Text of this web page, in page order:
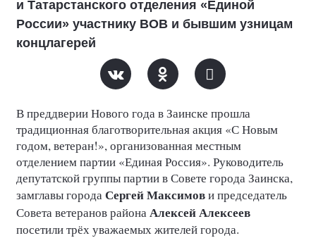
и Татарстанского отделения «Единой
России» участнику ВОВ и бывшим узницам
концлагерей
В преддверии Нового года в Заинске прошла
традиционная благотворительная акция «С Новым
годом, ветеран!», организованная местным
отделением партии «Единая Россия». Руководитель
депутатской группы партии в Совете города Заинска,
замглавы городаСергей Максимови председатель
Совета ветеранов районаАлексей Алексеев
посетили трёх уважаемых жителей города.